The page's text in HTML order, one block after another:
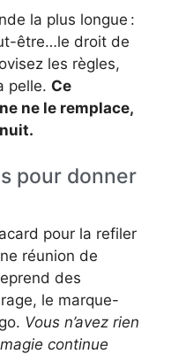
la plus longue :
être…le droit de
les règles,
pelle. Ce
ne le remplace,
pour donner
pour la refiler
réunion de
des
le marque-
Vous n’avez rien
continue